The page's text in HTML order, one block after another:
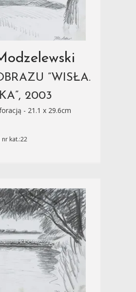
”WISŁA.
2003
- 21.1 x 29.6cm
kat.:22